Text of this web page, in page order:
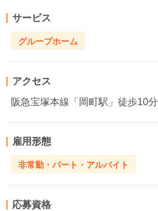
サービス
グループホーム
アクセス
阪急宝塚本線「岡町駅」徒歩10分
雇用形態
非常勤・パート・アルバイト
応募資格